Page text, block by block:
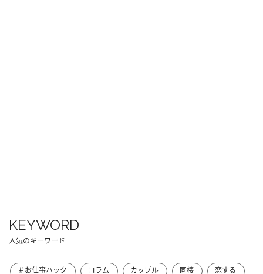
KEYWORD
人気のキーワード
＃お仕事ハック コラム カップル 同棲
恋する